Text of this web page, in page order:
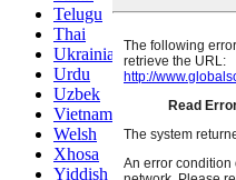
Telugu
Thai
Ukrainian
Urdu
Uzbek
Vietnamese
Welsh
Xhosa
Yiddish